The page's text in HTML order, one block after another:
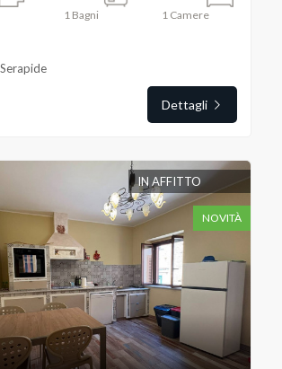
1Bagni 1Camere
Dettagli
IN AFFITTO
NOVITÀ